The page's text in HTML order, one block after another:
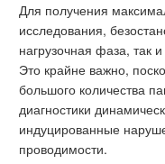
Для получения
исследования,
нагрузочная фаза, так
Это крайне важно,
большого количества
диагностики
индуцированные
проводимости.